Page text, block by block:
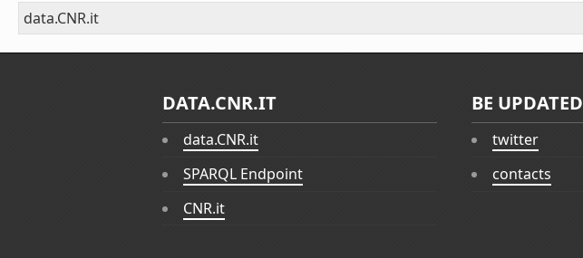
data.CNR.it
DATA.CNR.IT
data.CNR.it
SPARQL Endpoint
CNR.it
BE UPDATED
twitter
contacts